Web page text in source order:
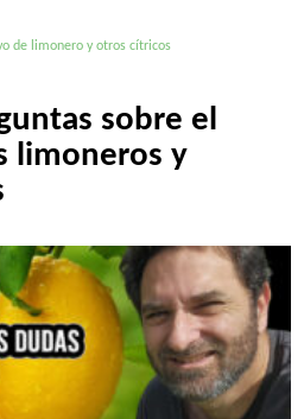
de limonero y otros cítricos
sobre el
limoneros y